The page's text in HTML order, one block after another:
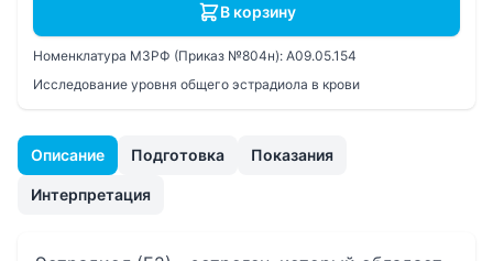
Описание Подготовка Показания
Интерпретация
В корзину
Номенклатура МЗРФ (Приказ №804н): A09.05.154
Исследование уровня общего эстрадиола в крови